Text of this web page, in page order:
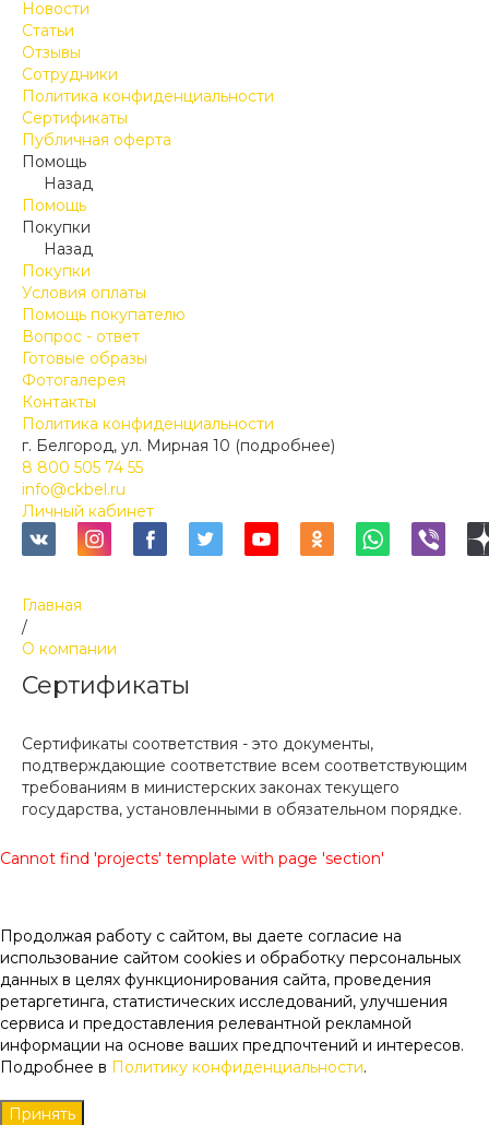
Новости
Статьи
Отзывы
Сотрудники
Политика конфиденциальности
Сертификаты
Публичная оферта
Помощь
Назад
Помощь
Покупки
Назад
Покупки
Условия оплаты
Помощь покупателю
Вопрос - ответ
Готовые образы
Фотогалерея
Контакты
Политика конфиденциальности
г. Белгород, ул. Мирная 10 (подробнее)
8 800 505 74 55
info@ckbel.ru
Личный кабинет
Главная
/
О компании
Сертификаты
Сертификаты соответствия - это документы,
подтверждающие соответствие всем соответствующим
требованиям в министерских законах текущего
государства, установленными в обязательном порядке.
Cannot find 'projects' template with page 'section'
Продолжая работу с сайтом, вы даете согласие на
использование сайтом cookies и обработку персональных
данных в целях функционирования сайта, проведения
ретаргетинга, статистических исследований, улучшения
сервиса и предоставления релевантной рекламной
информации на основе ваших предпочтений и интересов.
Подробнее в Политику конфиденциальности.
Принять